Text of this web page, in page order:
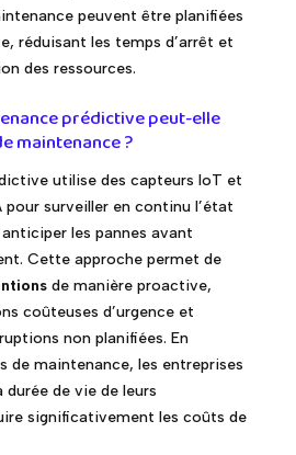
peuvent être planifiées
réduisant les temps d’arrêt et
des ressources.
prédictive peut-elle
maintenance ?
utilise des capteurs IoT et
pour surveiller en continu l’état
les pannes avant
Cette approche permet de
de manière proactive,
coûteuses d’urgence et
non planifiées. En
de maintenance, les entreprises
de vie de leurs
significativement les coûts de